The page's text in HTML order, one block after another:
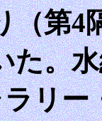
（第4
た。
リー